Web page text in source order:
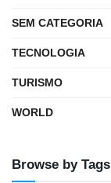
SEM CATEGORIA
TECNOLOGIA
TURISMO
WORLD
Browse by Tags